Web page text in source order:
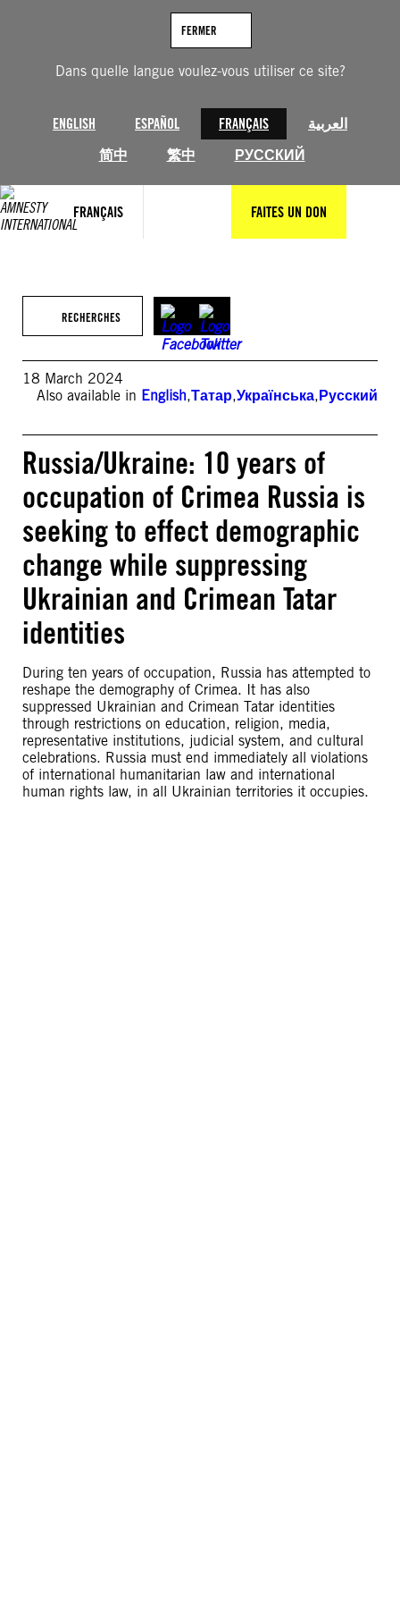
Dans quelle langue voulez-vous utiliser ce site?
ENGLISH ESPAÑOL FRANÇAIS
العربية
简中
繁中 РУССКИЙ
FERMER
FRANÇAIS FAITES UN DON
RECHERCHES
18 March 2024
Also available in English,Татар,Українська,Русский
Russia/Ukraine: 10 years of
occupation of Crimea Russia is
seeking to effect demographic
change while suppressing
Ukrainian and Crimean Tatar
identities
During ten years of occupation, Russia has attempted to
reshape the demography of Crimea. It has also
suppressed Ukrainian and Crimean Tatar identities
through restrictions on education, religion, media,
representative institutions, judicial system, and cultural
celebrations. Russia must end immediately all violations
of international humanitarian law and international
human rights law, in all Ukrainian territories it occupies.